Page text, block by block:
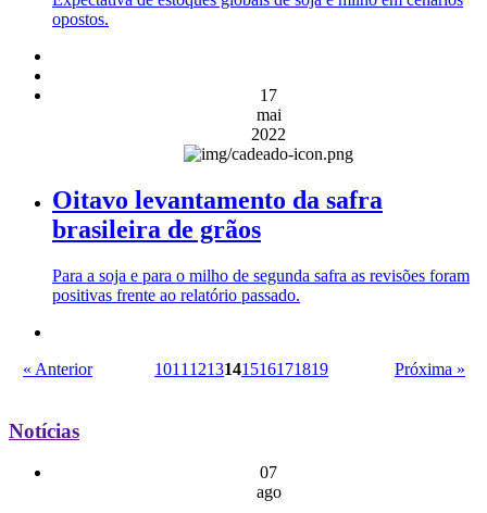
opostos.
17
mai
2022
Oitavo levantamento da safra
brasileira de grãos
Para a soja e para o milho de segunda safra as revisões foram
positivas frente ao relatório passado.
« Anterior 1011 1213141516171819 Próxima »
Notícias
07
ago